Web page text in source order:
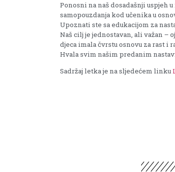
Ponosni na naš dosadašnji uspjeh
samopouzdanja kod učenika u
Upoznati ste sa edukacijom za
Naš cilj je jednostavan, ali važan –
djeca imala čvrstu osnovu za rast i
Hvala svim našim predanim
Sadržaj letka je na sljedećem linku